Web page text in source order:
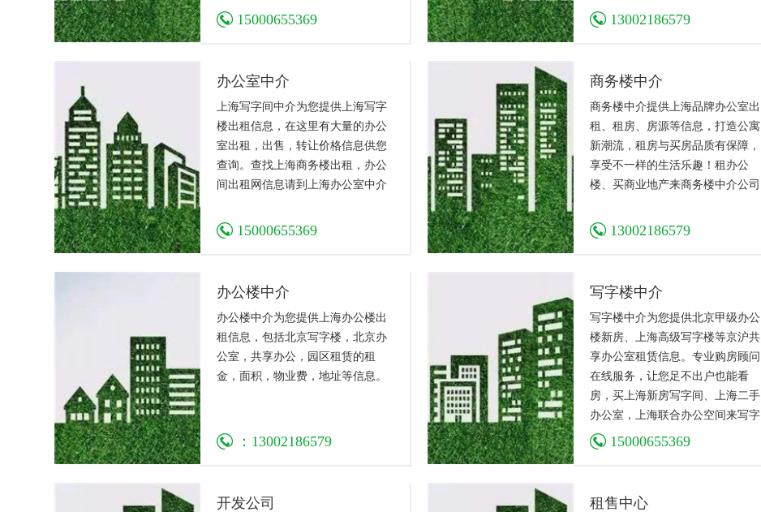
事都喜欢提前为客户想的周到。享
15000655369 13002186579
办公室中介
上海写字间中介为您提供上海写字
楼出租信息，在这里有大量的办公
室出租，出售，转让价格信息供您
查询。查找上海商务楼出租，办公
间出租网信息请到上海办公室中介
15000655369
商务楼中介
商务楼中介提供上海品牌办公室出
租、租房、房源等信息，打造公寓
新潮流，租房与买房品质有保障，
享受不一样的生活乐趣！租办公
楼、买商业地产来商务楼中介公司
13002186579
办公楼中介
办公楼中介为您提供上海办公楼出
租信息，包括北京写字楼，北京办
公室，共享办公，园区租赁的租
金，面积，物业费，地址等信息。
：13002186579
写字楼中介
写字楼中介为您提供北京甲级办公
楼新房、上海高级写字楼等京沪共
享办公室租赁信息。专业购房顾问
在线服务，让您足不出户也能看
房，买上海新房写字间、上海二手
办公室，上海联合办公空间来写字
楼中介公司。
15000655369
开发公司 租售中心